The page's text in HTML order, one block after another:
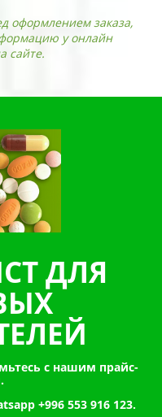
оформлением заказа,
у онлайн
сайте.
ДЛЯ
с нашим прайс-
+996 553 916 123.